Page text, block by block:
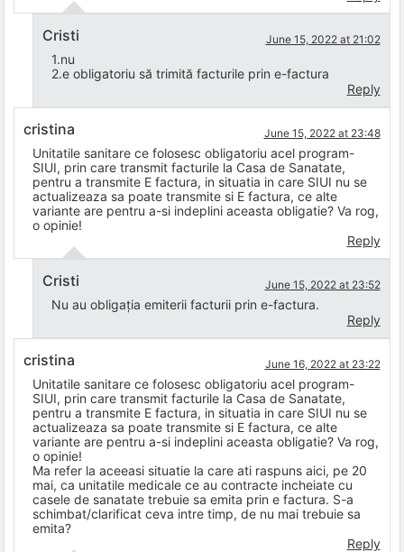
Cristi June 15, 2022 at 21:02
1.nu
2.e obligatoriu să trimită facturile prin e-factura
Reply
cristina June 15, 2022 at 23:48
Unitatile sanitare ce folosesc obligatoriu acel program-
SIUI, prin care transmit facturile la Casa de Sanatate,
pentru a transmite E factura, in situatia in care SIUI nu se
actualizeaza sa poate transmite si E factura, ce alte
variante are pentru a-si indeplini aceasta obligatie? Va rog,
o opinie!
Reply
Cristi June 15, 2022 at 23:52
Nu au obligația emiterii facturii prin e-factura.
Reply
cristina June 16, 2022 at 23:22
Unitatile sanitare ce folosesc obligatoriu acel program-
SIUI, prin care transmit facturile la Casa de Sanatate,
pentru a transmite E factura, in situatia in care SIUI nu se
actualizeaza sa poate transmite si E factura, ce alte
variante are pentru a-si indeplini aceasta obligatie? Va rog,
o opinie!
Ma refer la aceeasi situatie la care ati raspuns aici, pe 20
mai, ca unitatile medicale ce au contracte incheiate cu
casele de sanatate trebuie sa emita prin e factura. S-a
schimbat/clarificat ceva intre timp, de nu mai trebuie sa
emita?
Reply